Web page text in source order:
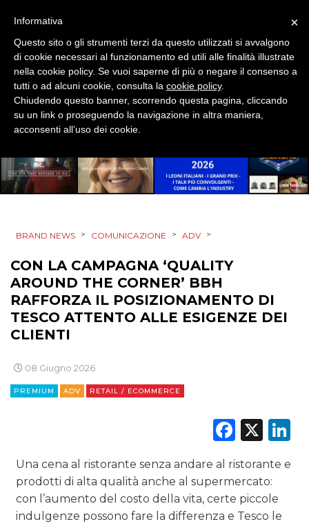
PRODOTTI
PUNTI VENDITA
CSR
STRATEGIE
DIGITALE
EDITORIA
ESTERNA
RADIO / AUDIO
TV
DATI
RICERCHE
BRAND NEWS > COMUNICAZIONE > ADV >
CON LA CAMPAGNA ‘QUALITY
AROUND THE CORNER’ BBH
RAFFORZA IL POSIZIONAMENTO DI
TESCO ATTENTO ALLE ESIGENZE DEI
CLIENTI
08 Giugno 2026
PREMIUM ADV RETAIL / ECOMMERCE
X
Una cena al ristorante senza andare al ristorante e
prodotti di alta qualità anche al supermercato:
con l’aumento del costo della vita, certe piccole
indulgenze possono fare la differenza e Tesco le
×
Informativa
Questo sito o gli strumenti terzi da questo utilizzati si avvalgono
di cookie necessari al funzionamento ed utili alle finalità illustrate
nella cookie policy. Se vuoi saperne di più o negare il consenso a
tutti o ad alcuni cookie, consulta la cookie policy.
Chiudendo questo banner, scorrendo questa pagina, cliccando
su un link o proseguendo la navigazione in altra maniera,
acconsenti all’uso dei cookie.